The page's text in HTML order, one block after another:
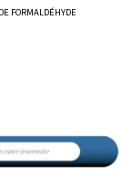
FORMALDÉHYDE